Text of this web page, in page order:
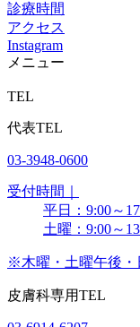
診療時間
アクセス
Instagram
メニュー
TEL
代表TEL
03-3948-0600
受付時間｜
平日：9:00～
土曜：9:00～
※木曜・土曜午後・
皮膚科専用TEL